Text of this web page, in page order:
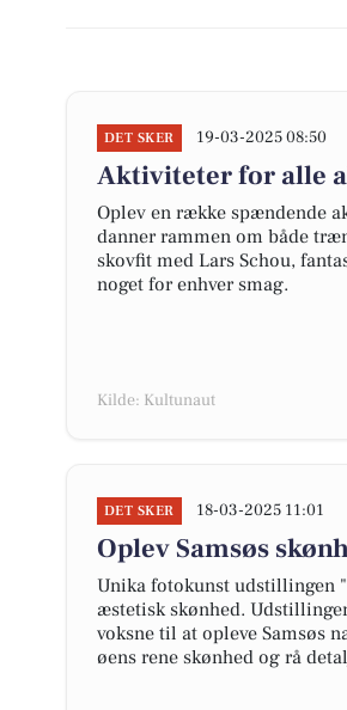
DET SKER 19-03-2025 08:50
Aktiviteter for alle
Oplev en række spændende
danner rammen om både
skovfit med Lars Schou,
noget for enhver smag.
Kilde: Kultunaut
DET SKER 18-03-2025 11:01
Oplev Samsøs
Unika fotokunst udstillingen
æstetisk skønhed.
voksne til at opleve Samsøs
øens rene skønhed og rå